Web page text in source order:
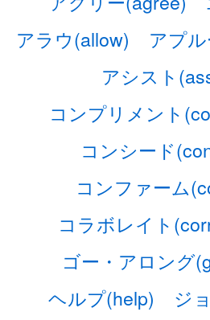
アラウ(allow)
アプ
アシスト
コンプリメント
コンシード
コンファーム
コラボレイト
ゴー・アロング
ヘルプ(help)
ジ